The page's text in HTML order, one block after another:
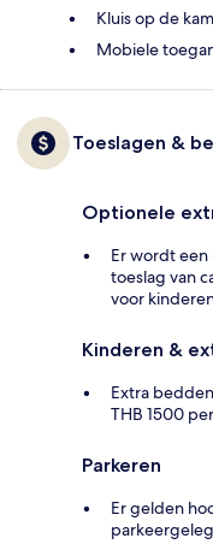
Kluis op de
Mobiele
Toeslagen &
Optionele
Er wordt een
toeslag van
voor
Kinderen &
Extra
THB 1500
Parkeren
Er gelden